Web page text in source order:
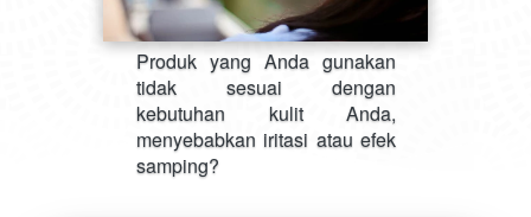
Produk yang Anda gunakan
tidak sesuai dengan
kebutuhan kulit Anda,
menyebabkan iritasi atau efek
samping?